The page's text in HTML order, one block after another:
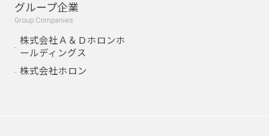
グループ企業
Group Companies
株式会社Ａ＆Ｄホロンホ
ールディングス
株式会社ホロン